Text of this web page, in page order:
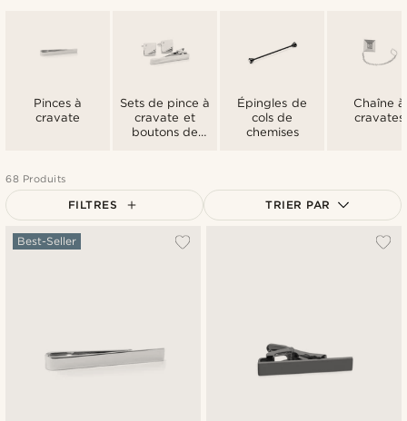
Pinces à
cravate
Sets de pince à
cravate et
boutons de
Épingles de
cols de
chemises
Chaîne à
cravates
68 Produits
FILTRES TRIER PAR
Best-Seller